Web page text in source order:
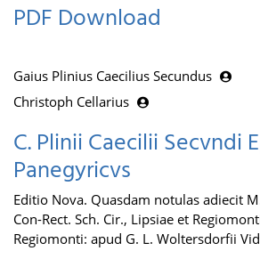
PDF Download
Gaius Plinius Caecilius Secundus
Christoph Cellarius
C. Plinii Caecilii Secvndi
Panegyricvs
Editio Nova. Quasdam notulas adiecit
Con-Rect. Sch. Cir., Lipsiae et
Regiomonti: apud G. L. Woltersdorfii